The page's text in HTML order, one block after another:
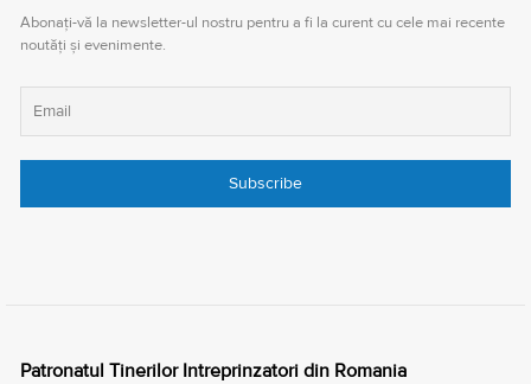
Abonați-vă la newsletter-ul nostru pentru a fi la curent cu cele mai recente
noutăți și evenimente.
Patronatul Tinerilor Intreprinzatori din Romania